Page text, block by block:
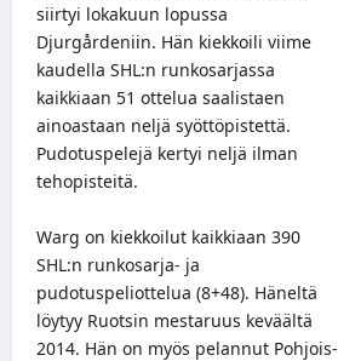
siirtyi lokakuun lopussa
Djurgårdeniin. Hän kiekkoili viime
kaudella SHL:n runkosarjassa
kaikkiaan 51 ottelua saalistaen
ainoastaan neljä syöttöpistettä.
Pudotuspelejä kertyi neljä ilman
tehopisteitä.
Warg on kiekkoilut kaikkiaan 390
SHL:n runkosarja- ja
pudotuspeliottelua (8+48). Häneltä
löytyy Ruotsin mestaruus keväältä
2014. Hän on myös pelannut Pohjois-